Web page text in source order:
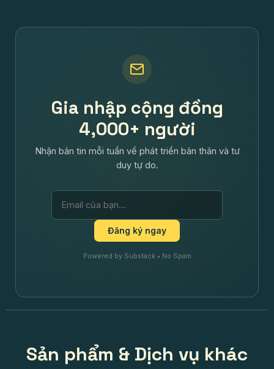
Gia nhập cộng đồng
4,000+ người
Nhận bản tin mỗi tuần về phát triển bản thân và tư
duy tự do.
Đăng ký ngay
Powered by Substack • No Spam
Sản phẩm & Dịch vụ khác